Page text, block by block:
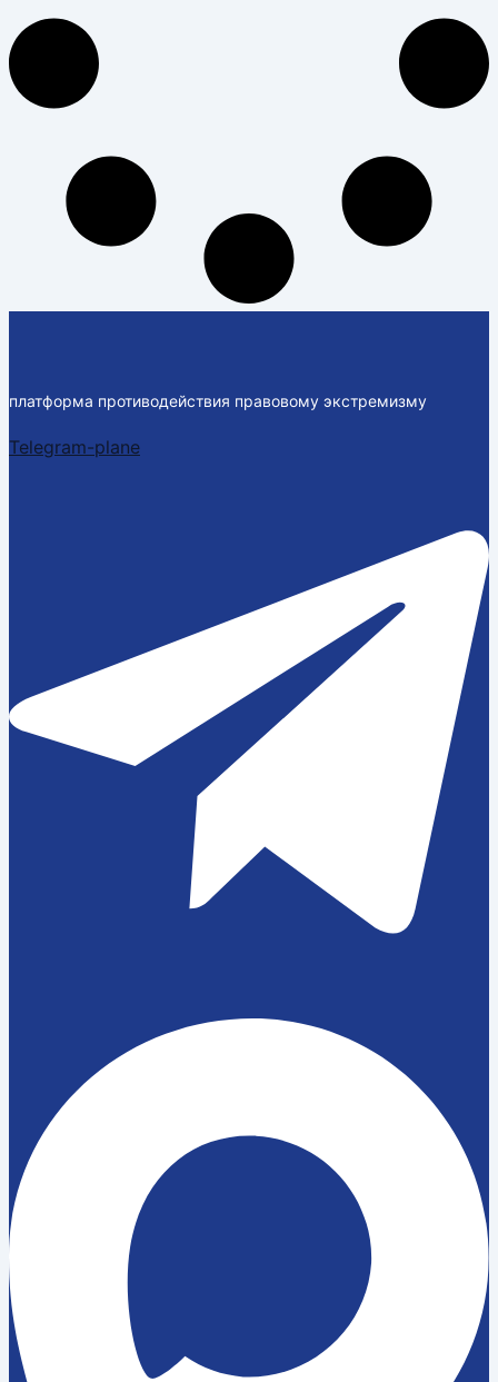
платформа противодействия правовому экстремизму
Telegram-plane